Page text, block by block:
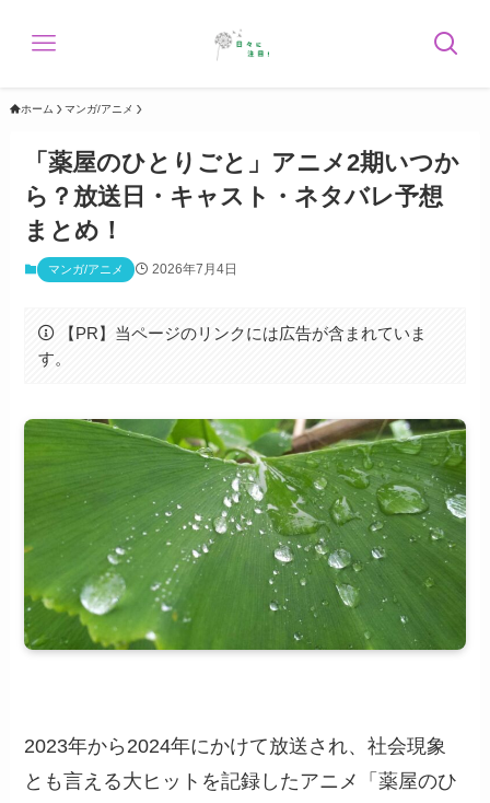
ホーム マンガ/アニメ
「薬屋のひとりごと」アニメ2期いつか
ら？放送日・キャスト・ネタバレ予想
まとめ！
マンガ/アニメ 2026年7月4日
【PR】当ページのリンクには広告が含まれていま
す。
2023年から2024年にかけて放送され、社会現象
とも言える大ヒットを記録したアニメ「薬屋のひ